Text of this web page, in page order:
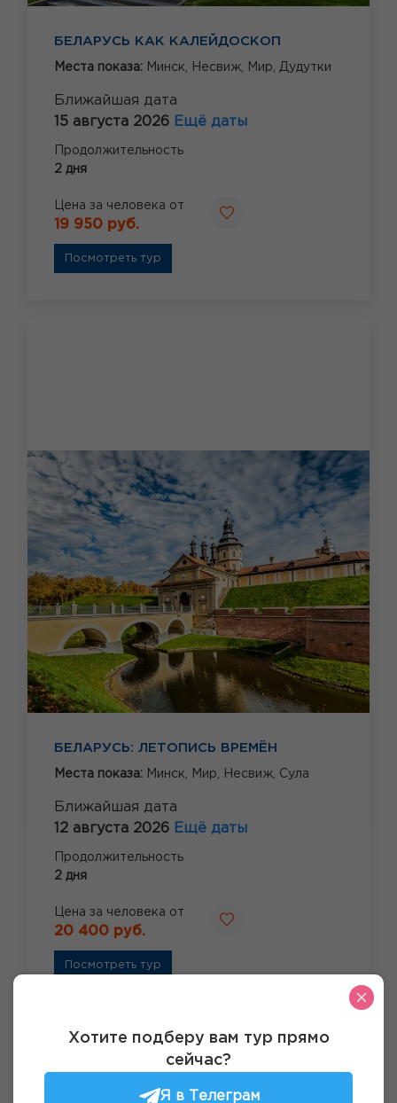
БЕЛАРУСЬ КАК КАЛЕЙДОСКОП
Места показа: Минск, Несвиж, Мир, Дудутки
Ближайшая дата
15 августа 2026 Ещё даты
Продолжительность
2 дня
Цена за человека от
19 950 руб.
Посмотреть тур
БЕЛАРУСЬ: ЛЕТОПИСЬ ВРЕМЁН
Места показа: Минск, Мир, Несвиж, Сула
Ближайшая дата
12 августа 2026 Ещё даты
Продолжительность
2 дня
Цена за человека от
20 400 руб.
Посмотреть тур
Хотите подберу вам тур прямо
сейчас?
Я в Телеграм